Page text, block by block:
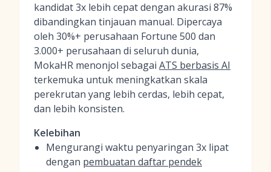
kandidat 3x lebih cepat dengan akurasi 87%
dibandingkan tinjauan manual. Dipercaya
oleh 30%+ perusahaan Fortune 500 dan
3.000+ perusahaan di seluruh dunia,
MokaHR menonjol sebagai ATS berbasis AI
terkemuka untuk meningkatkan skala
perekrutan yang lebih cerdas, lebih cepat,
dan lebih konsisten.
Kelebihan
Mengurangi waktu penyaringan 3x lipat
dengan pembuatan daftar pendek